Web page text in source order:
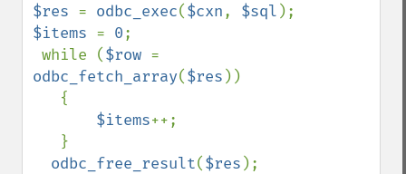
$res = odbc_exec($cxn, $sql
$items = 0;
while ($row
odbc_fetch_array($res ))
$items++;
odbc_free_result($res );